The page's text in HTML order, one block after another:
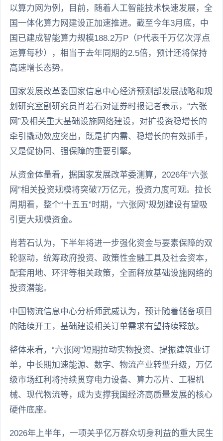
以算力网为例，目前，随着人工智能技术快速发展，全
国一体化算力网建设正加速推进。截至今年3月底，中
国已建成智能算力规模188.2万P（P代表千万亿次浮点
运算每秒），相当于去年同期的2.5倍，预计还将保持
高速增长态势。
国家发展改革委国家信息中心经济预测部发展战略和规
划研究室副研究员肖若石对证券时报记者表示，“六张
网”及相关重大基础设施网络建设，对扩投资稳增长的
牵引撬动效应突出，既是扩内需、稳增长的有效抓手，
又是促协同、强保障的重要引擎。
从资金体量看，据国家发展改革委测算，2026年“六张
网”相关投资规模将突破7万亿元，投资力度可观。拉长
周期看，整个“十五五”时期，“六张网”规划建设有望吸
引更大规模资金。
肖若石认为，下半年将进一步强化资金与要素保障的双
轮驱动，统筹政府投资、政策性金融工具及社会资本，
配套用地、环评等相关政策，全面释放基础设施网络的
投资潜能。
中国物流信息中心分析师武威认为，预计随着储备项目
的陆续开工，基础建设相关订单需求有望持续释放。
整体来看，“六张网”短期拉动实物投资、提振建筑业订
单，中长期加速能源、数字、物流产业转型升级，万亿
级市场红利将持续贯穿电力设备、算力芯片、工程机
械、现代物流等，成为支撑我国经济高质量发展的核心
硬件底座。
2026年上半年，一项关乎亿万群众切身利益的重大民生